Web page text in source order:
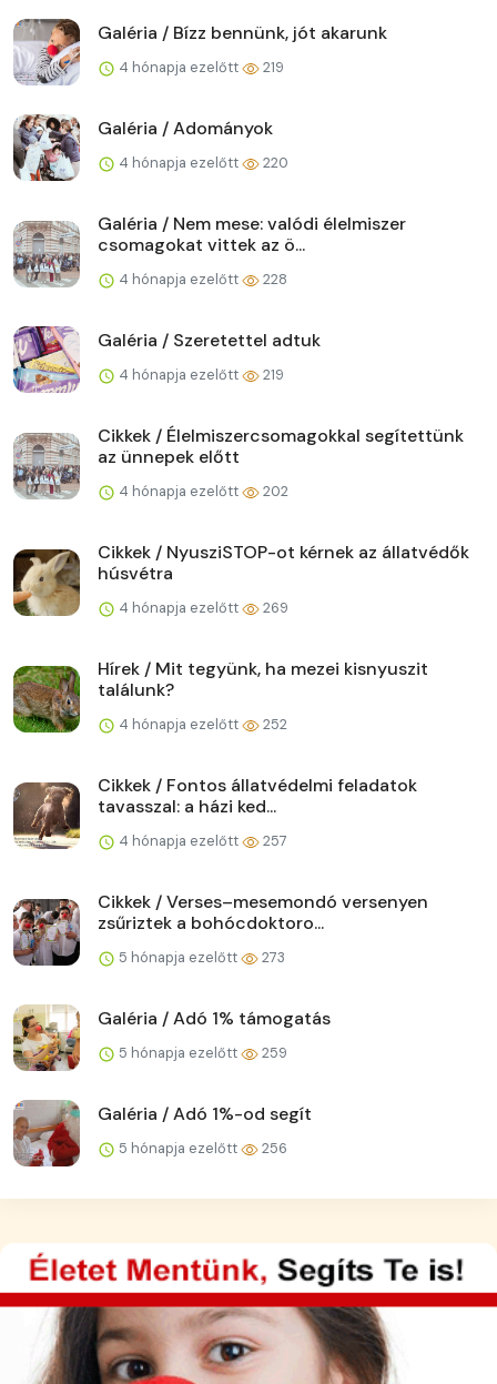
Galéria / Bízz bennünk, jót akarunk
4 hónapja ezelőtt 219
Galéria / Adományok
4 hónapja ezelőtt 220
Galéria / Nem mese: valódi élelmiszer
csomagokat vittek az ö...
4 hónapja ezelőtt 228
Galéria / Szeretettel adtuk
4 hónapja ezelőtt 219
Cikkek / Élelmiszercsomagokkal segítettünk
az ünnepek előtt
4 hónapja ezelőtt 202
Cikkek / NyusziSTOP-ot kérnek az állatvédők
húsvétra
4 hónapja ezelőtt 269
Hírek / Mit tegyünk, ha mezei kisnyuszit
találunk?
4 hónapja ezelőtt 252
Cikkek / Fontos állatvédelmi feladatok
tavasszal: a házi ked...
4 hónapja ezelőtt 257
Cikkek / Verses–mesemondó versenyen
zsűriztek a bohócdoktoro...
5 hónapja ezelőtt 273
Galéria / Adó 1% támogatás
5 hónapja ezelőtt 259
Galéria / Adó 1%-od segít
5 hónapja ezelőtt 256